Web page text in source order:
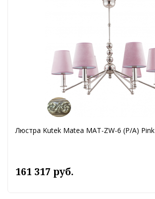
Люстра Kutek Matea MAT-ZW-6 (P/A) Pink
161 317 руб.